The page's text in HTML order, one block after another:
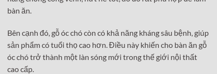
bàn ăn.
Bên cạnh đó, gỗ óc chó còn có khả năng kháng sâu bệnh, giúp
sản phẩm có tuổi thọ cao hơn. Điều này khiến cho bàn ăn gỗ
óc chó trở thành một làn sóng mới trong thế giới nội thất
cao cấp.